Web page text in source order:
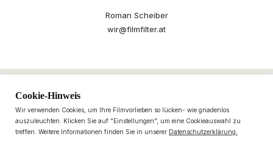
Roman Scheiber
wir@filmfilter.at
Cookie-Hinweis
Wir verwenden Cookies, um Ihre Filmvorlieben so lücken- wie gnadenlos
auszuleuchten. Klicken Sie auf "Einstellungen", um eine Cookieauswahl zu
treffen. Weitere Informationen finden Sie in unserer Datenschutzerklärung.